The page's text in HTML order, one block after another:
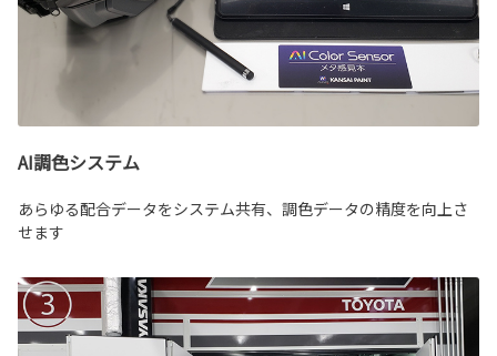
AI調色システム
あらゆる配合データをシステム共有、調色データの精度を向上さ
せます